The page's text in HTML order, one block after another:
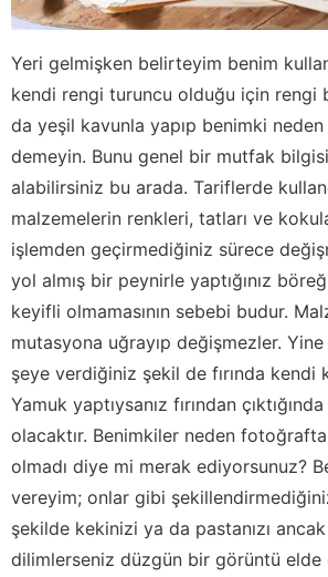
Yeri gelmişken belirteyim benim
kendi rengi turuncu olduğu için rengi
da yeşil kavunla yapıp benimki neden
demeyin. Bunu genel bir mutfak
alabilirsiniz bu arada. Tariflerde
malzemelerin renkleri, tatları ve
işlemden geçirmediğiniz sürece
yol almış bir peynirle yaptığınız
keyifli olmamasının sebebi budur.
mutasyona uğrayıp değişmezler.
şeye verdiğiniz şekil de fırında kendi
Yamuk yaptıysanız fırından
olacaktır. Benimkiler neden
olmadı diye mi merak ediyorsunuz?
vereyim; onlar gibi
şekilde kekinizi ya da pastanızı
dilimlerseniz düzgün bir görüntü elde